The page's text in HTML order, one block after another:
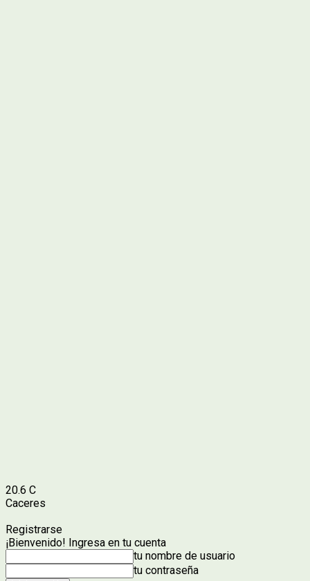
20.6 C
Caceres
Registrarse
¡Bienvenido! Ingresa en tu cuenta
tu nombre de usuario
tu contraseña